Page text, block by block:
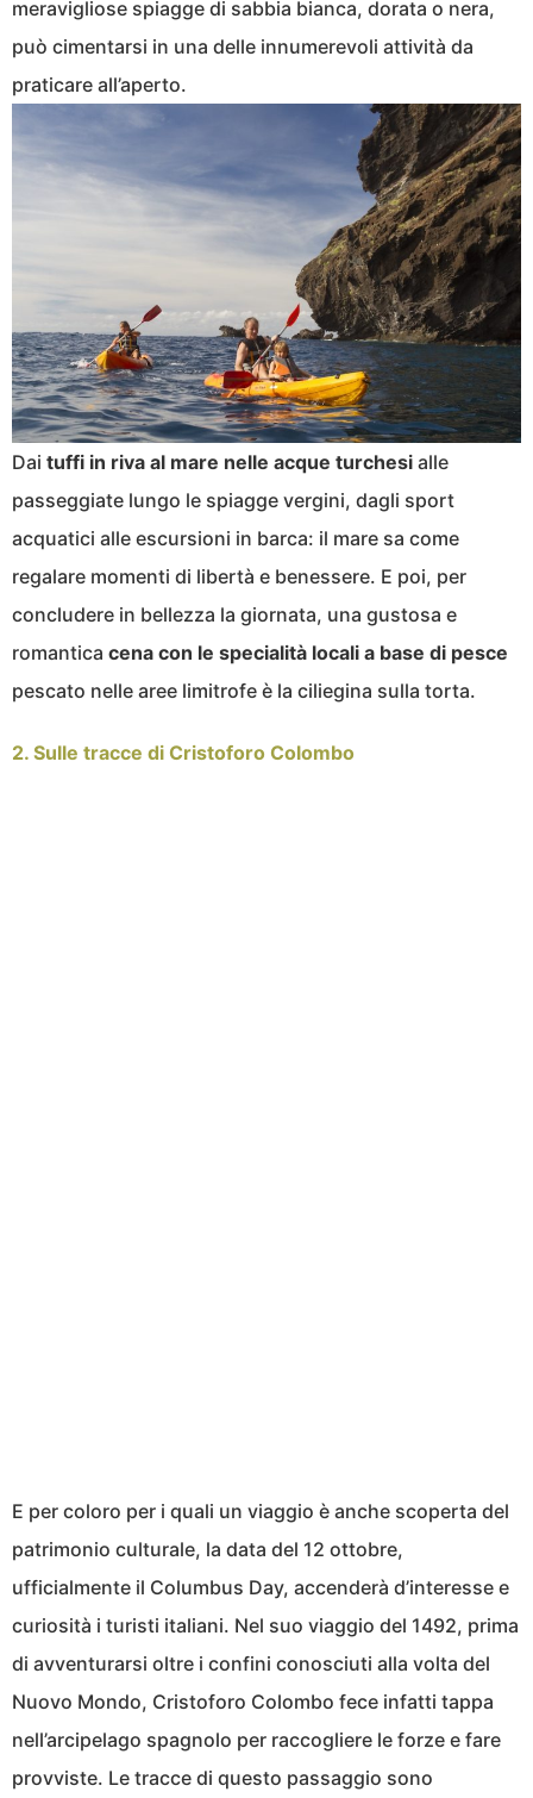
meravigliose spiagge di sabbia bianca, dorata o nera,
può cimentarsi in una delle innumerevoli attività da
praticare all’aperto.
Dai tuffi in riva al mare nelle acque turchesi alle
passeggiate lungo le spiagge vergini, dagli sport
acquatici alle escursioni in barca: il mare sa come
regalare momenti di libertà e benessere. E poi, per
concludere in bellezza la giornata, una gustosa e
romantica cena con le specialità locali a base di pesce
pescato nelle aree limitrofe è la ciliegina sulla torta.
2. Sulle tracce di Cristoforo Colombo
E per coloro per i quali un viaggio è anche scoperta del
patrimonio culturale, la data del 12 ottobre,
ufficialmente il Columbus Day, accenderà d’interesse e
curiosità i turisti italiani. Nel suo viaggio del 1492, prima
di avventurarsi oltre i confini conosciuti alla volta del
Nuovo Mondo, Cristoforo Colombo fece infatti tappa
nell’arcipelago spagnolo per raccogliere le forze e fare
provviste. Le tracce di questo passaggio sono